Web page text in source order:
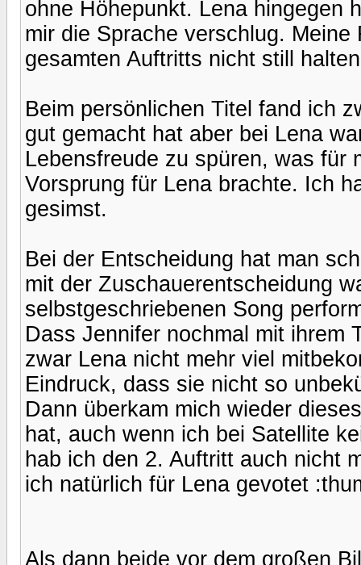
ohne Höhepunkt. Lena hingegen
mir die Sprache verschlug.
gesamten Auftritts nicht still
Beim persönlichen Titel fand ich
gut gemacht hat aber bei Lena
Lebensfreude zu spüren, was für
Vorsprung für Lena brachte. Ich
gesimst.
Bei der Entscheidung hat man
mit der Zuschauerentscheidung
selbstgeschriebenen Song
Dass Jennifer nochmal mit ihrem
zwar Lena nicht mehr viel
Eindruck, dass sie nicht so
Dann überkam mich wieder
hat, auch wenn ich bei Satellite
hab ich den 2. Auftritt auch nicht
ich natürlich für Lena gevotet
Als dann beide vor dem großen